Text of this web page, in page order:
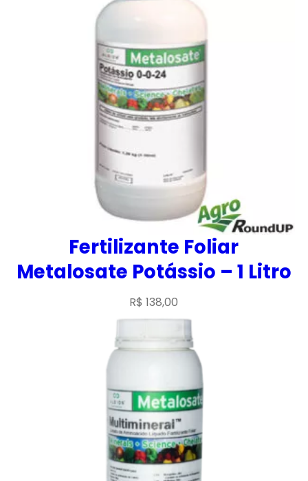
Fertilizante Foliar
Metalosate Potássio – 1 Litro
R$ 138,00